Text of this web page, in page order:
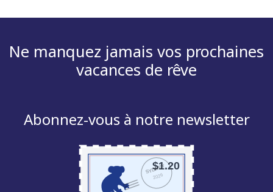
Ne manquez jamais vos prochaines
vacances de rêve
Abonnez-vous à notre newsletter
$1.20
SYDNEY
2026